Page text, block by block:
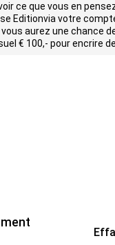
ce que vous en
Editionvia votre
aurez une chance
€ 100,- pour encrire